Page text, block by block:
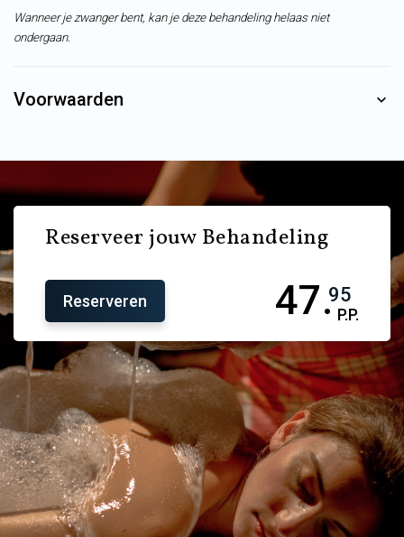
Wanneer je zwanger bent, kan je deze behandeling helaas niet
ondergaan.
Voorwaarden
Reserveer jouw Behandeling
Reserveren 47.95
P.P.